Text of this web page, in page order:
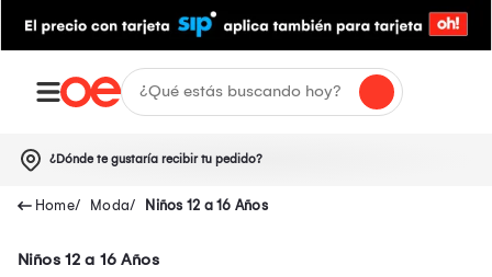
¿Dónde te gustaría recibir tu pedido?
Moda Niños 12 a 16 Años
Niños 12 a 16 Años